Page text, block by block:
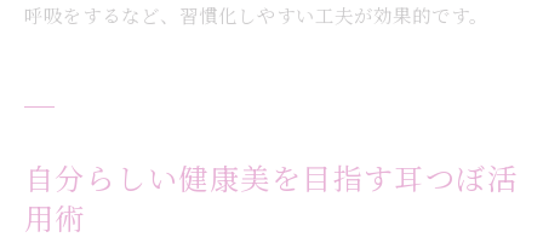
呼吸をするなど、習慣化しやすい工夫が効果的です。
自分らしい健康美を目指す耳つぼ活
用術